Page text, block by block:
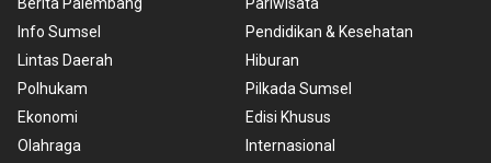
Info Sumsel
Lintas Daerah
Polhukam
Ekonomi
Olahraga
Pendidikan & Kesehatan
Hiburan
Pilkada Sumsel
Edisi Khusus
Internasional